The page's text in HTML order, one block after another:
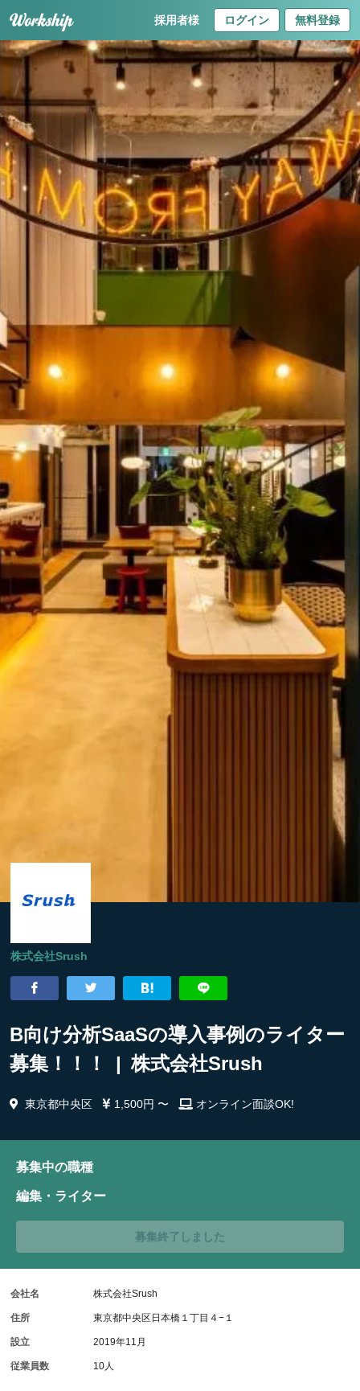
採用者様 ログイン 無料登録
株式会社Srush
B向け分析SaaSの導入事例のライター
募集！！！ | 株式会社Srush
東京都中央区 1,500円 〜 オンライン面談OK!
募集中の職種
編集・ライター
募集終了しました
会社名 株式会社Srush
住所 東京都中央区日本橋１丁目４−１
設立 2019年11月
従業員数 10人